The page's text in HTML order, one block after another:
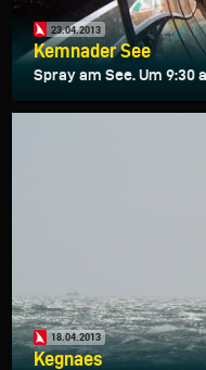
23.04.2013
Kemnader See
Spray am See. Um 9:30
18.04.2013
Kegnaes